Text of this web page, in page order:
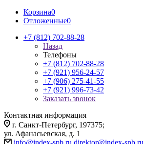
Корзина0
Отложенные0
+7 (812) 702-88-28
Назад
Телефоны
+7 (812) 702-88-28
+7 (921) 956-24-57
+7 (906) 275-41-55
+7 (921) 996-73-42
Заказать звонок
Контактная информация
г. Санкт-Петербург, 197375;
ул. Афанасьевская, д. 1
info@index-spb.ru direktor@index-spb.ru